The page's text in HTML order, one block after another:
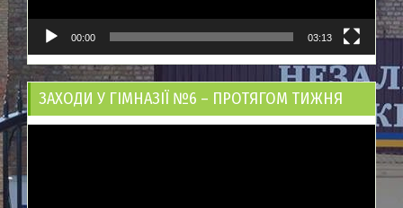
00:00 03:13
ЗАХОДИ У ГІМНАЗІЇ №6 – ПРОТЯГОМ ТИЖНЯ